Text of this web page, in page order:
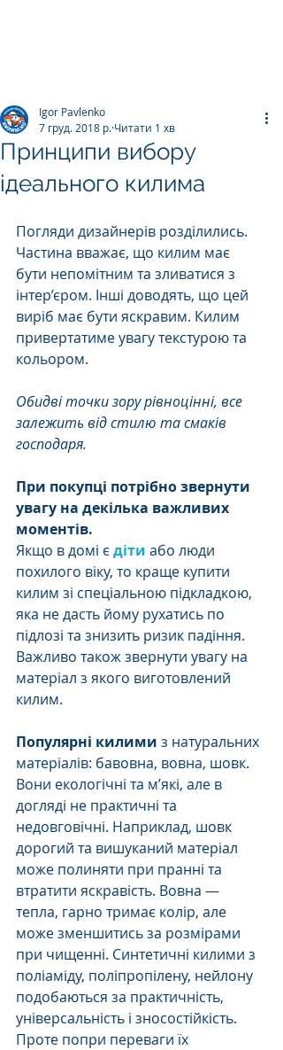
Принципи вибору
ідеального килима
Igor Pavlenko
7 груд. 2018 р. Читати 1 хв
Погляди дизайнерів розділились.
Частина вважає, що килим має
бути непомітним та зливатися з
інтер’єром. Інші доводять, що цей
виріб має бути яскравим. Килим
привертатиме увагу текстурою та
кольором.
Обидві точки зору рівноцінні, все
залежить від стилю та смаків
господаря.
При покупці потрібно звернути
увагу на декілька важливих
моментів.
Якщо в домі є діти або люди
похилого віку, то краще купити
килим зі спеціальною підкладкою,
яка не дасть йому рухатись по
підлозі та знизить ризик падіння.
Важливо також звернути увагу на
матеріал з якого виготовлений
килим.
Популярні килими з натуральних
матеріалів: бавовна, вовна, шовк.
Вони екологічні та м’які, але в
догляді не практичні та
недовговічні. Наприклад, шовк
дорогий та вишуканий матеріал
може полиняти при пранні та
втратити яскравість. Вовна —
тепла, гарно тримає колір, але
може зменшитись за розмірами
при чищенні. Синтетичні килими з
поліаміду, поліпропілену, нейлону
подобаються за практичність,
універсальність і зносостійкість.
Проте попри переваги їх